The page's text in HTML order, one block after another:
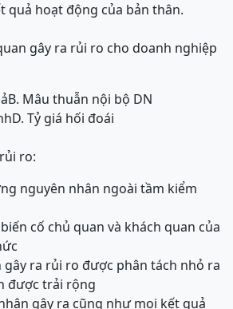
quả hoạt động của bản thân.
gây ra rủi ro cho doanh nghiệp
B. Mâu thuẫn nội bộ DN
D. Tỷ giá hối đoái
ro:
nguyên nhân ngoài tầm kiểm
cố chủ quan và khách quan của
gây ra rủi ro được phân tách nhỏ ra
được trải rộng
gây ra cũng như mọi kết quả